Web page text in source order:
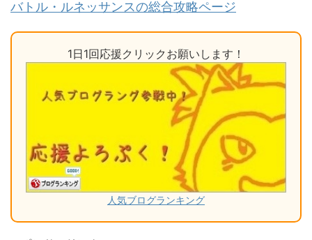
バトル・ルネッサンスの総合攻略ページ
1日1回応援クリックお願いします！
人気ブログランキング